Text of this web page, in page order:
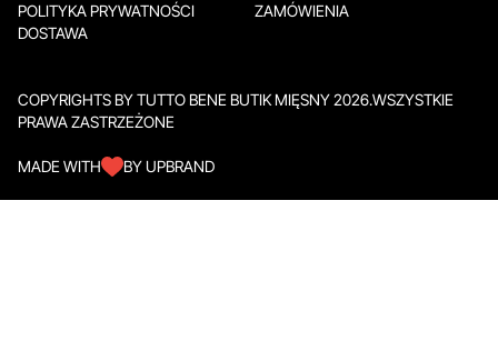
POLITYKA PRYWATNOŚCI
DOSTAWA
ZAMÓWIENIA
COPYRIGHTS BY TUTTO BENE BUTIK MIĘSNY 2026.WSZYSTKIE
PRAWA ZASTRZEŻONE
MADE WITH BY UPBRAND